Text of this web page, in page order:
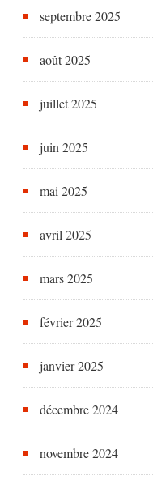
septembre 2025
août 2025
juillet 2025
juin 2025
mai 2025
avril 2025
mars 2025
février 2025
janvier 2025
décembre 2024
novembre 2024